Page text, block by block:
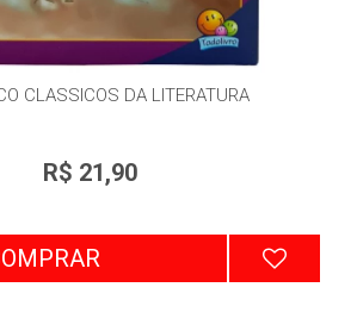
CLASSICOS DA LITERATURA
R$ 21,90